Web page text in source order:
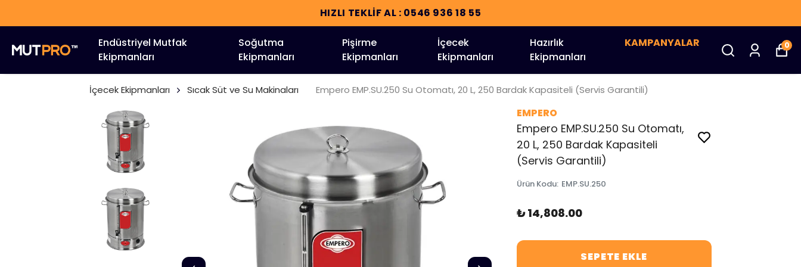
HIZLI TEKLİF AL : 0546 936 18 55
Endüstriyel Mutfak
Ekipmanları
Soğutma
Ekipmanları
Pişirme
Ekipmanları
İçecek
Ekipmanları
Hazırlık
Ekipmanları
KAMPANYALAR 0
İçecek Ekipmanları Sıcak Süt ve Su Makinaları Empero EMP.SU.250 Su Otomatı, 20 L, 250 Bardak Kapasiteli (Servis Garantili)
EMPERO
Empero EMP.SU.250 Su Otomatı,
20 L, 250 Bardak Kapasiteli
(Servis Garantili)
Ürün Kodu: EMP.SU.250
₺ 14,808.00
SEPETE EKLE